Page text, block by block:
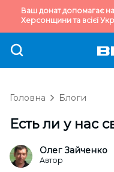
Ваш донат допомагає
Херсонщини та всієї
Головна Блоги
Есть ли у нас
Олег Зайченко
Автор